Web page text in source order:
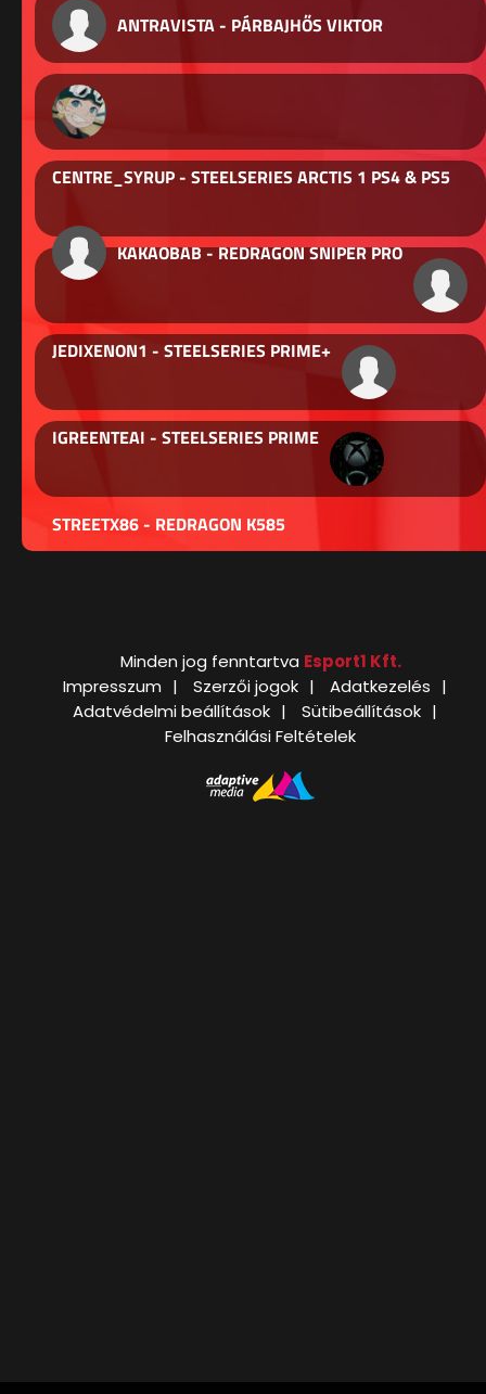
ANTRAVISTA - PÁRBAJHŐS VIKTOR
CENTRE_SYRUP - STEELSERIES ARCTIS 1 PS4 & PS5
KAKAOBAB - REDRAGON SNIPER PRO
JEDIXENON1 - STEELSERIES PRIME+
IGREENTEAI - STEELSERIES PRIME
STREETX86 - REDRAGON K585
Minden jog fenntartva Esport1 Kft.
Impresszum
Szerzői jogok
Adatkezelés
Adatvédelmi beállítások
Sütibeállítások
Felhasználási Feltételek